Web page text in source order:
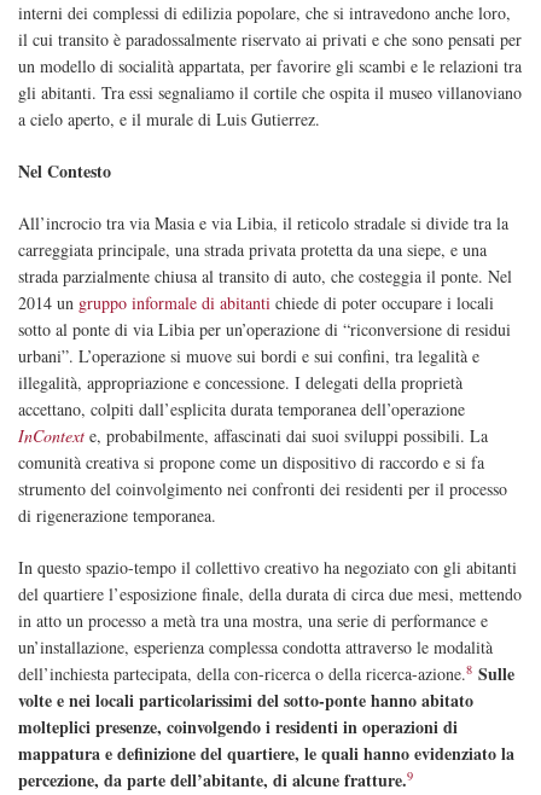
interni dei complessi di edilizia popolare, che si intravedono anche loro,
il cui transito è paradossalmente riservato ai privati e che sono pensati per
un modello di socialità appartata, per favorire gli scambi e le relazioni tra
gli abitanti. Tra essi segnaliamo il cortile che ospita il museo villanoviano
a cielo aperto, e il murale di Luis Gutierrez.
Nel Contesto
All’incrocio tra via Masia e via Libia, il reticolo stradale si divide tra la
carreggiata principale, una strada privata protetta da una siepe, e una
strada parzialmente chiusa al transito di auto, che costeggia il ponte. Nel
2014 un gruppo informale di abitanti chiede di poter occupare i locali
sotto al ponte di via Libia per un’operazione di “riconversione di residui
urbani”. L’operazione si muove sui bordi e sui confini, tra legalità e
illegalità, appropriazione e concessione. I delegati della proprietà
accettano, colpiti dall’esplicita durata temporanea dell’operazione
InContext e, probabilmente, affascinati dai suoi sviluppi possibili. La
comunità creativa si propone come un dispositivo di raccordo e si fa
strumento del coinvolgimento nei confronti dei residenti per il processo
di rigenerazione temporanea.
In questo spazio-tempo il collettivo creativo ha negoziato con gli abitanti
del quartiere l’esposizione finale, della durata di circa due mesi, mettendo
in atto un processo a metà tra una mostra, una serie di performance e
un’installazione, esperienza complessa condotta attraverso le modalità
dell’inchiesta partecipata, della con-ricerca o della ricerca-azione.8 Sulle
volte e nei locali particolarissimi del sotto-ponte hanno abitato
molteplici presenze, coinvolgendo i residenti in operazioni di
mappatura e definizione del quartiere, le quali hanno evidenziato la
percezione, da parte dell’abitante, di alcune fratture.9